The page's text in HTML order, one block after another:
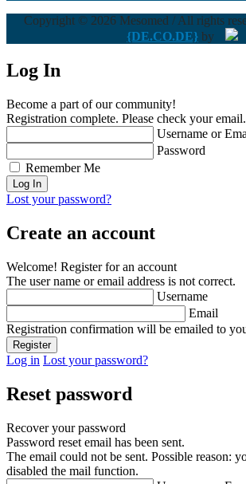
Copyright © 2026 Mesomed / All rights
{DE.CO.DE} by
Log In
Become a part of our community!
Registration complete. Please check your email.
Username or
Password
Remember Me
Lost your password?
Create an account
Welcome! Register for an account
The user name or email address is not correct.
Username
Email
Registration confirmation will be emailed to
Log in Lost your password?
Reset password
Recover your password
Password reset email has been sent.
The email could not be sent. Possible reason:
disabled the mail function.